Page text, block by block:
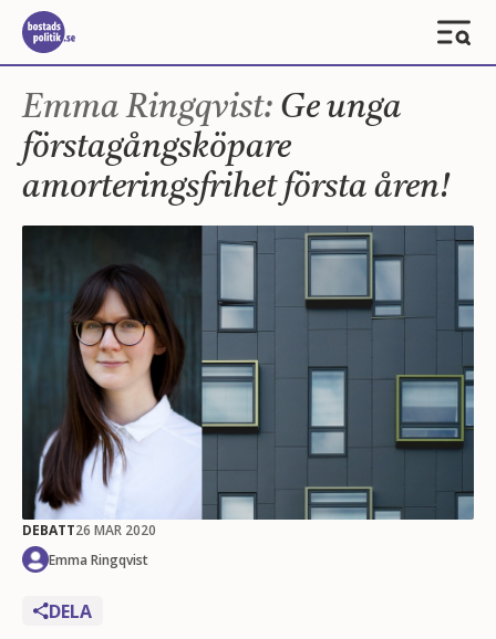
Emma Ringqvist: Ge unga
förstagångsköpare
amorteringsfrihet första åren!
DEBATT26 MAR 2020
Emma Ringqvist
DELA